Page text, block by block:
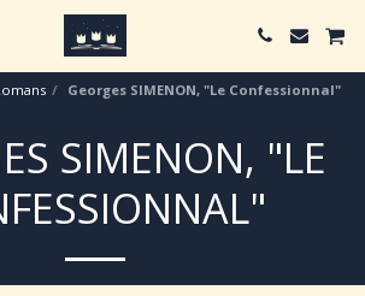
Georges SIMENON, "Le Confessionnal"
SIMENON, "LE